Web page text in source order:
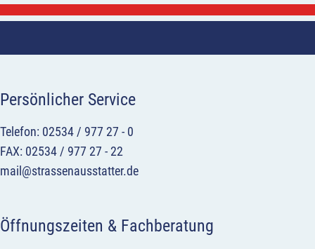
Persönlicher Service
Telefon: 02534 / 977 27 - 0
FAX: 02534 / 977 27 - 22
mail@strassenausstatter.de
Öffnungszeiten & Fachberatung